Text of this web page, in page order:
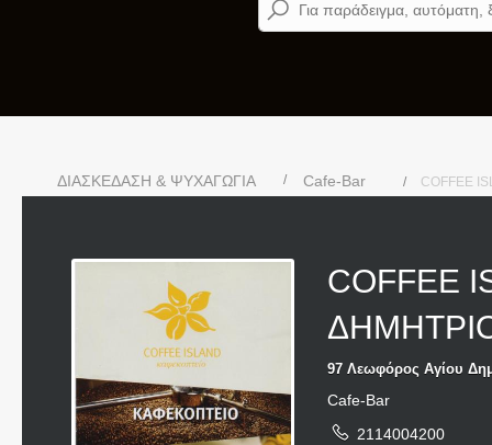
ΔΙΑΣΚΕΔΑΣΗ & ΨΥΧΑΓΩΓΙΑ Cafe-Bar COFFEE
COFFEE
97 Λεωφόρος Αγίου
Cafe-Bar
2114004200